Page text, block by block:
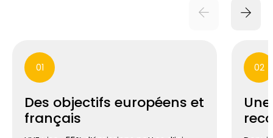
01
Des objectifs européens et
français
02